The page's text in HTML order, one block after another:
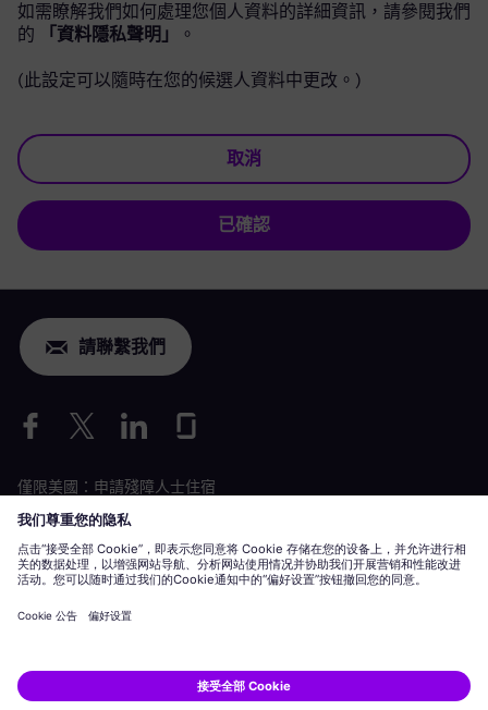
如需瞭解我們如何處理您個人資料的詳細資訊，請參閱我們
的
「資料隱私聲明」 。
(此設定可以隨時在您的候選人資料中更改。)
取消
已確認
請聯繫我們
僅限美國：申請殘障人士住宿
勞動條件申請
Siemens Energy 是 Siemens AG 授權的商標。